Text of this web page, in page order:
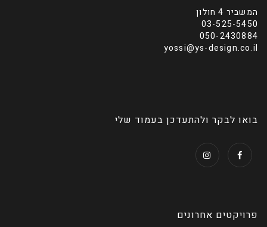
המשביר 4 חולון
03-525-5450
050-2430884
yossi@ys-design.co.il
בואו לבקר ולהתעדכן בעמוד שלי
פרויקטים אחרונים